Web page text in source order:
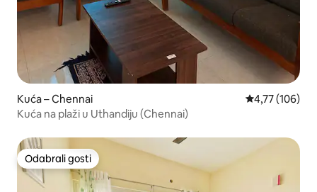
Kuća – Chennai Prosječna
4,77 (106)
Kuća na plaži u Uthandiju (Chennai)
Odabrali gosti
Odabrali gosti